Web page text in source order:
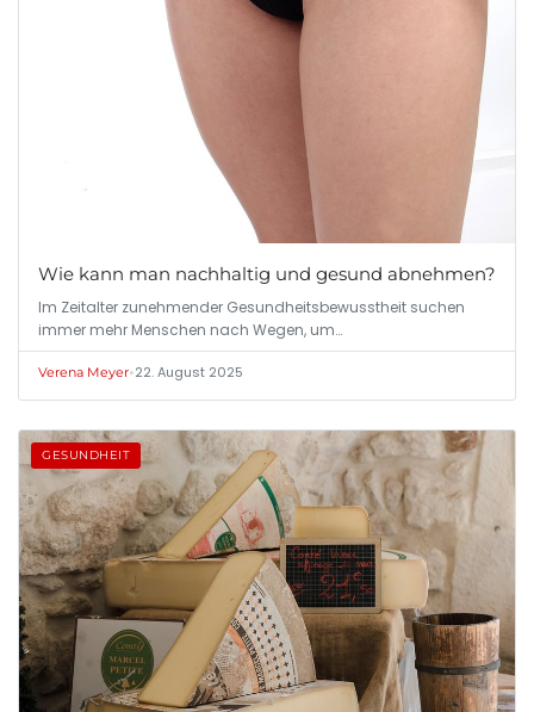
Wie kann man nachhaltig und gesund abnehmen?
Im Zeitalter zunehmender Gesundheitsbewusstheit suchen
immer mehr Menschen nach Wegen, um…
Verena Meyer•22. August 2025
GESUNDHEIT